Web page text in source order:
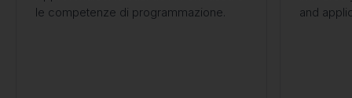
le competenze di programmazione.
and